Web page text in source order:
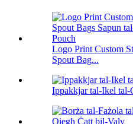
Logo Print Custom
Spout Bag...
Ippakkjar tal-Ikel tal-